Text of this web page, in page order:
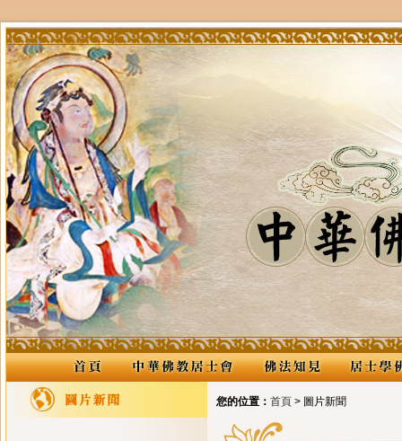
您的位置： 首頁 > 圖片新聞